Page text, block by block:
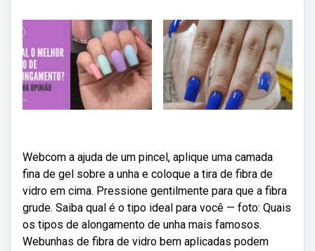
Webcom a ajuda de um pincel, aplique uma camada
fina de gel sobre a unha e coloque a tira de fibra de
vidro em cima. Pressione gentilmente para que a fibra
grude. Saiba qual é o tipo ideal para você — foto: Quais
os tipos de alongamento de unha mais famosos.
Webunhas de fibra de vidro bem aplicadas podem